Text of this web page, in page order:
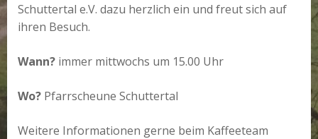
Schuttertal e.V. dazu herzlich ein und freut sich auf
ihren Besuch.
Wann? immer mittwochs um 15.00 Uhr
Wo? Pfarrscheune Schuttertal
Weitere Informationen gerne beim Kaffeeteam